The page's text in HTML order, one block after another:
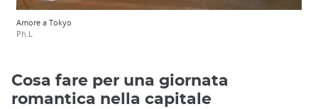
Amore a Tokyo
Ph.L
Cosa fare per una giornata
romantica nella capitale